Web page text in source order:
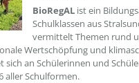
BioRegAL ist ein
Schulklassen aus
vermittelt Themen rund
Wertschöpfung und
sich an Schülerinnen und
aller Schulformen.